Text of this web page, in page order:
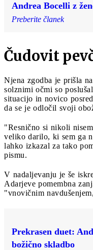
Andrea Bocelli z
Preberite članek
Čudovit
Njena zgodba je prišla
solznimi očmi so
situacijo in novico
da se je odločil svoji
"Resnično si nikoli
veliko darilo, ki sem ga
lahko izkazal za tako
pismu.
V nadaljevanju je še
Adarjeve pomembna
"vnovičnim
Prekrasen duet:
božično skladbo